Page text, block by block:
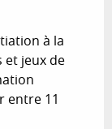
à la
et jeux de
entre 11